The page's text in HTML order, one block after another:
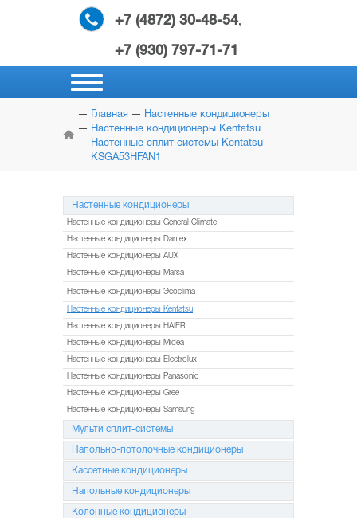
+7 (4872) 30-48-54,
+7 (930) 797-71-71
НАСТЕННЫЕ
КОНДИЦИОНЕРЫ
МУЛЬТИ
НАПОЛЬНО-ПОТОЛОЧНЫЕ
СИСТЕМЫ
КАССЕТНЫЕ
КОНДИЦИОНЕРЫ
КОЛОННЫЕ
КОНДИЦИОНЕРЫ
МОБИЛЬНЫЕ
КОНДИЦИОНЕРЫ
МОНТАЖ
И ОБСЛУЖИВАНИЕ
АКЦИИ
Главная
Настенные кондиционеры
Настенные кондиционеры Kentatsu
Настенные сплит-системы Kentatsu
KSGA53HFAN1
Настенные кондиционеры
Настенные кондиционеры General Climate
Настенные кондиционеры Dantex
Настенные кондиционеры AUX
Настенные кондиционеры Marsa
Настенные кондиционеры Эcoclima
Настенные кондиционеры Kentatsu
Настенные кондиционеры HAIER
Настенные кондиционеры Midea
Настенные кондиционеры Electrolux
Настенные кондиционеры Panasonic
Настенные кондиционеры Gree
Настенные кондиционеры Samsung
Мульти сплит-системы
Напольно-потолочные кондиционеры
Кассетные кондиционеры
Напольные кондиционеры
Колонные кондиционеры